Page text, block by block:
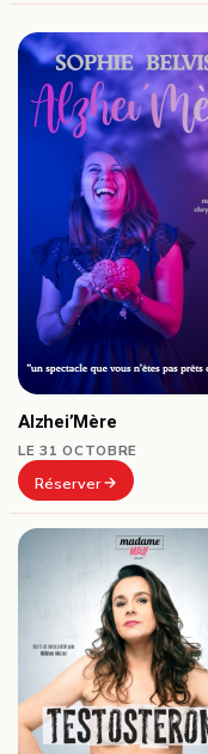
Alzhei’Mère
LE 31 OCTOBRE
Réserver